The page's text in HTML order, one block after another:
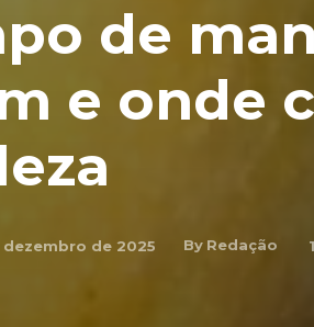
de
e onde
dezembro de 2025 By Redação 1